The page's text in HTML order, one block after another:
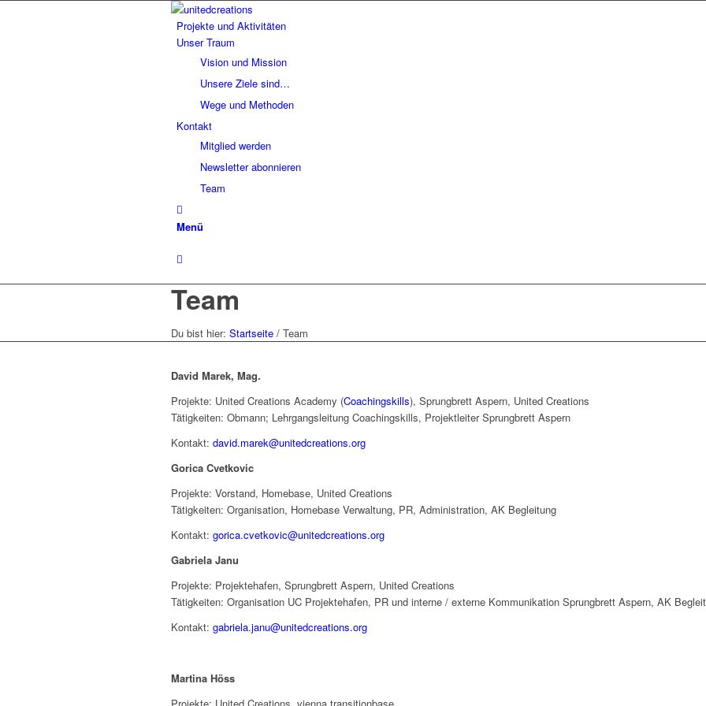
Projekte und Aktivitäten
Unser Traum
Vision und Mission
Unsere Ziele sind…
Wege und Methoden
Kontakt
Mitglied werden
Newsletter abonnieren
Team
Menü
Team
Du bist hier: Startseite / Team
David Marek, Mag.
Projekte: United Creations Academy (Coachingskills), Sprungbrett Aspern, United Creations
Tätigkeiten: Obmann; Lehrgangsleitung Coachingskills, Projektleiter Sprungbrett Aspern
Kontakt: david.marek@unitedcreations.org
Gorica Cvetkovic
Projekte: Vorstand, Homebase, United Creations
Tätigkeiten: Organisation, Homebase Verwaltung, PR, Administration, AK Begleitung
Kontakt: gorica.cvetkovic@unitedcreations.org
Gabriela Janu
Projekte: Projektehafen, Sprungbrett Aspern, United Creations
Tätigkeiten: Organisation UC Projektehafen, PR und interne / externe Kommunikation Sprungbrett Aspern, AK
Kontakt: gabriela.janu@unitedcreations.org
Martina Höss
Projekte: United Creations, vienna transitionbase